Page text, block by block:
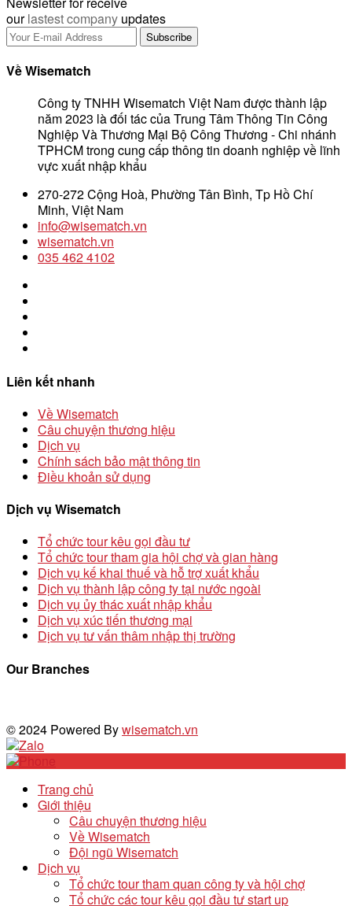
ourlastest company updates
Về Wisematch
Công ty TNHH Wisematch Việt Nam được thành lập
năm 2023 là đối tác của Trung Tâm Thông Tin Công
Nghiệp Và Thương Mại Bộ Công Thương - Chi nhánh
TPHCM trong cung cấp thông tin doanh nghiệp về lĩnh
vực xuất nhập khẩu
270-272 Cộng Hoà, Phường Tân Bình, Tp Hồ Chí
Minh, Việt Nam
info@wisematch.vn
wisematch.vn
035 462 4102
Liên kết nhanh
Về Wisematch
Câu chuyện thương hiệu
Dịch vụ
Chính sách bảo mật thông tin
Điều khoản sử dụng
Dịch vụ Wisematch
Tổ chức tour kêu gọi đầu tư
Tổ chức tour tham gia hội chợ và gian hàng
Dịch vụ kế khai thuế và hỗ trợ xuất khẩu
Dịch vụ thành lập công ty tại nước ngoài
Dịch vụ ủy thác xuất nhập khẩu
Dịch vụ xúc tiến thương mại
Dịch vụ tư vấn thâm nhập thị trường
Our Branches
© 2024 Powered Bywisematch.vn
Trang chủ
Giới thiệu
Câu chuyện thương hiệu
Về Wisematch
Đội ngũ Wisematch
Dịch vụ
Tổ chức tour tham quan công ty và hội chợ
Tổ chức các tour kêu gọi đầu tư start up